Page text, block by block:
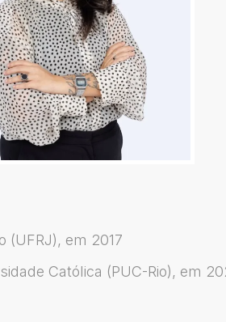
(UFRJ), em 2017
Católica (PUC-Rio), em